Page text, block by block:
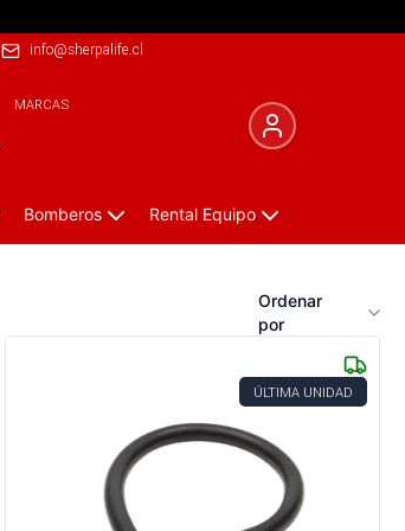
info@sherpalife.cl
MARCAS
Bomberos Rental Equipo
Ordenar
por
ÚLTIMA UNIDAD